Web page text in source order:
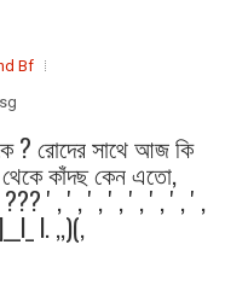
Bf
? রোদের সাথে আজ কি
কাঁদছ কেন এতো,
??? ' , ' , ' , ' , ' , ' , ' , ' ,
l. ,,)(,